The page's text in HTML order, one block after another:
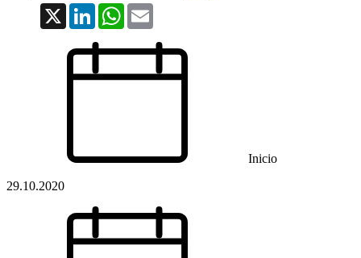
X LinkedInWhatsApp
Inicio
29.10.2020